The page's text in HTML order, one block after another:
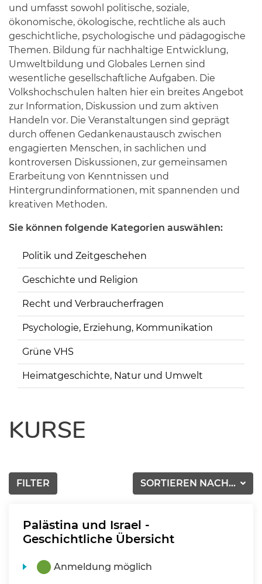
und umfasst sowohl politische, soziale,
ökonomische, ökologische, rechtliche als auch
geschichtliche, psychologische und pädagogische
Themen. Bildung für nachhaltige Entwicklung,
Umweltbildung und Globales Lernen sind
wesentliche gesellschaftliche Aufgaben. Die
Volkshochschulen halten hier ein breites Angebot
zur Information, Diskussion und zum aktiven
Handeln vor. Die Veranstaltungen sind geprägt
durch offenen Gedankenaustausch zwischen
engagierten Menschen, in sachlichen und
kontroversen Diskussionen, zur gemeinsamen
Erarbeitung von Kenntnissen und
Hintergrundinformationen, mit spannenden und
kreativen Methoden.
Sie können folgende Kategorien auswählen:
Politik und Zeitgeschehen
Geschichte und Religion
Recht und Verbraucherfragen
Psychologie, Erziehung, Kommunikation
Grüne VHS
Heimatgeschichte, Natur und Umwelt
KURSE
SORTIEREN NACH...
FILTER
Palästina und Israel -
Geschichtliche Übersicht
Anmeldung möglich